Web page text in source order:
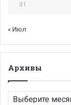
31
« Июл
Архивы
Архивы